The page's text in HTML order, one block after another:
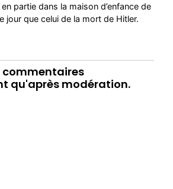
partie dans la maison d’enfance de
jour que celui de la mort de Hitler.
qu'après modération.